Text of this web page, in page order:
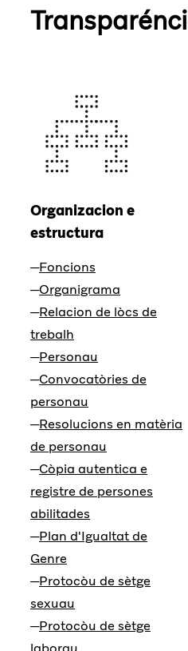
Organizacion e
estructura
Foncions
Organigrama
Relacion de lòcs de
trebalh
Personau
Convocatòries de
personau
Resolucions en matèria
de personau
Còpia autentica e
registre de persones
abilitades
Plan d'Igualtat de
Genre
Protocòu de sètge
sexuau
Protocòu de sètge